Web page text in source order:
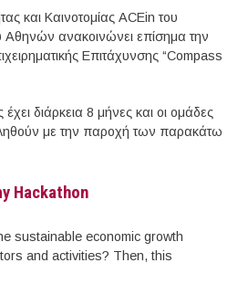
και Καινοτομίας ACEin του
Αθηνών ανακοινώνει επίσημα την
Επιτάχυνσης “Compass
διάρκεια 8 μήνες και οι ομάδες
με την παροχή των παρακάτω
Hackathon
sustainable economic growth
and activities? Then, this